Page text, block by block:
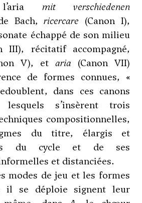
mit verschiedenen
Bach,ricercare (Canon I),
échappé de son milieu
III), récitatif accompagné,
V), et aria (Canon VII)
de formes connues, «
dans ces canons
s’insèrent trois
compositionnelles,
du titre, élargis et
du cycle et de ses
et distanciées.
modes de jeu et les formes
il se déploie signent leur